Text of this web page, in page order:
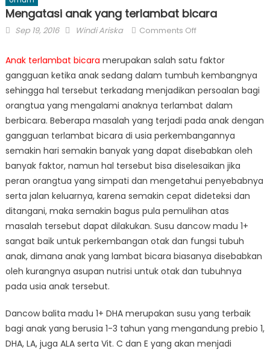
Mengatasi anak yang terlambat bicara
Posted
Sep 19, 2016 Author
Windi Ariska Comments Offon
anak
yang
terlambat
bicara
Anak terlambat bicara merupakan salah satu faktor
gangguan ketika anak sedang dalam tumbuh kembangnya
sehingga hal tersebut terkadang menjadikan persoalan bagi
orangtua yang mengalami anaknya terlambat dalam
berbicara. Beberapa masalah yang terjadi pada anak dengan
gangguan terlambat bicara di usia perkembangannya
semakin hari semakin banyak yang dapat disebabkan oleh
banyak faktor, namun hal tersebut bisa diselesaikan jika
peran orangtua yang simpati dan mengetahui penyebabnya
serta jalan keluarnya, karena semakin cepat dideteksi dan
ditangani, maka semakin bagus pula pemulihan atas
masalah tersebut dapat dilakukan. Susu dancow madu 1+
sangat baik untuk perkembangan otak dan fungsi tubuh
anak, dimana anak yang lambat bicara biasanya disebabkan
oleh kurangnya asupan nutrisi untuk otak dan tubuhnya
pada usia anak tersebut.
Dancow balita madu 1+ DHA merupakan susu yang terbaik
bagi anak yang berusia 1-3 tahun yang mengandung prebio 1,
DHA, LA, juga ALA serta Vit. C dan E yang akan menjadi